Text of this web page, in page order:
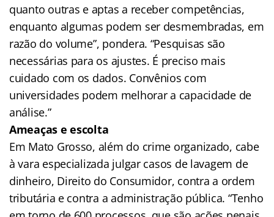
quanto outras e aptas a receber competências,
enquanto algumas podem ser desmembradas, em
razão do volume”, pondera. “Pesquisas são
necessárias para os ajustes. É preciso mais
cuidado com os dados. Convênios com
universidades podem melhorar a capacidade de
análise.”
Ameaças e escolta
Em Mato Grosso, além do crime organizado, cabe
à vara especializada julgar casos de lavagem de
dinheiro, Direito do Consumidor, contra a ordem
tributária e contra a administração pública. “Tenho